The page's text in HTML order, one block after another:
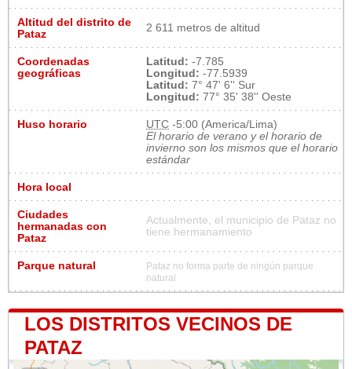
Altitud del distrito de
Pataz
2 611 metros de altitud
Coordenadas
geográficas
Latitud: -7.785
Longitud: -77.5939
Latitud: 7° 47' 6'' Sur
Longitud: 77° 35' 38'' Oeste
Huso horario UTC -5:00 (America/Lima)
El horario de verano y el horario de
invierno son los mismos que el horario
estándar
Hora local
Ciudades
hermanadas con
Pataz
Actualmente, el municipio de Pataz no
tiene hermanamiento
Parque natural
Pataz no forma parte de ningún parque
natural
LOS DISTRITOS VECINOS DE
PATAZ